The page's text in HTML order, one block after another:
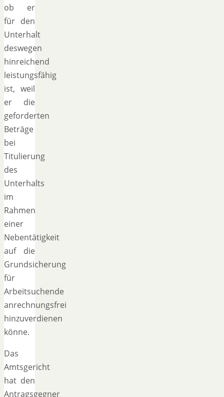
ob er
für den
Unterhalt
deswegen
hinreichend
leistungsfähig
ist, weil
er die
geforderten
Beträge
bei
Titulierung
des
Unterhalts
im
Rahmen
einer
Nebentätigkeit
auf die
Grundsicherung
für
Arbeitsuchende
anrechnungsfrei
hinzuverdienen
könne.
Das
Amtsgericht
hat den
Antragsgegner